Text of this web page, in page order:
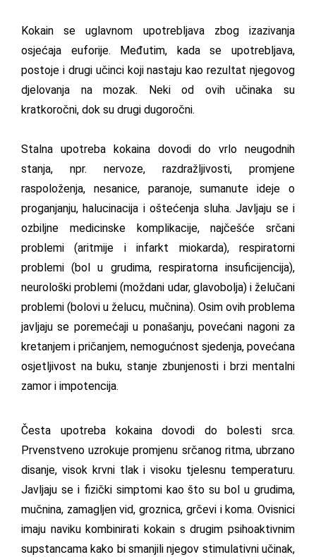
Kokain se uglavnom upotrebljava zbog izazivanja
osjećaja euforije. Međutim, kada se upotrebljava,
postoje i drugi učinci koji nastaju kao rezultat njegovog
djelovanja na mozak. Neki od ovih učinaka su
kratkoročni, dok su drugi dugoročni.
Stalna upotreba kokaina dovodi do vrlo neugodnih
stanja, npr. nervoze, razdražljivosti, promjene
raspoloženja, nesanice, paranoje, sumanute ideje o
proganjanju, halucinacija i oštećenja sluha. Javljaju se i
ozbiljne medicinske komplikacije, najčešće srčani
problemi (aritmije i infarkt miokarda), respiratorni
problemi (bol u grudima, respiratorna insuficijencija),
neurološki problemi (moždani udar, glavobolja) i želučani
problemi (bolovi u želucu, mučnina). Osim ovih problema
javljaju se poremećaji u ponašanju, povećani nagoni za
kretanjem i pričanjem, nemogućnost sjedenja, povećana
osjetljivost na buku, stanje zbunjenosti i brzi mentalni
zamor i impotencija.
Česta upotreba kokaina dovodi do bolesti srca.
Prvenstveno uzrokuje promjenu srčanog ritma, ubrzano
disanje, visok krvni tlak i visoku tjelesnu temperaturu.
Javljaju se i fizički simptomi kao što su bol u grudima,
mučnina, zamagljen vid, groznica, grčevi i koma. Ovisnici
imaju naviku kombinirati kokain s drugim psihoaktivnim
supstancama kako bi smanjili njegov stimulativni učinak,